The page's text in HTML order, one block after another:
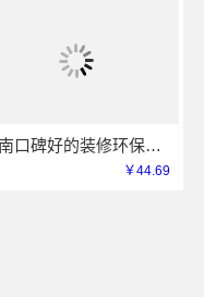
湖南口碑好的装修环保材料，湖南创益讯建筑让您安心入住
￥44.69